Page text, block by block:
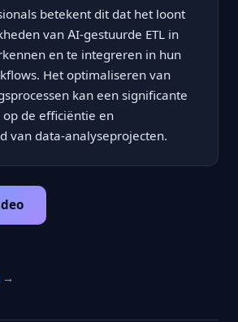
betekent dit dat het loont
van AI-gestuurde ETL in
en te integreren in hun
Het optimaliseren van
kan een significante
de efficiëntie en
van data-analyseprojecten.
→